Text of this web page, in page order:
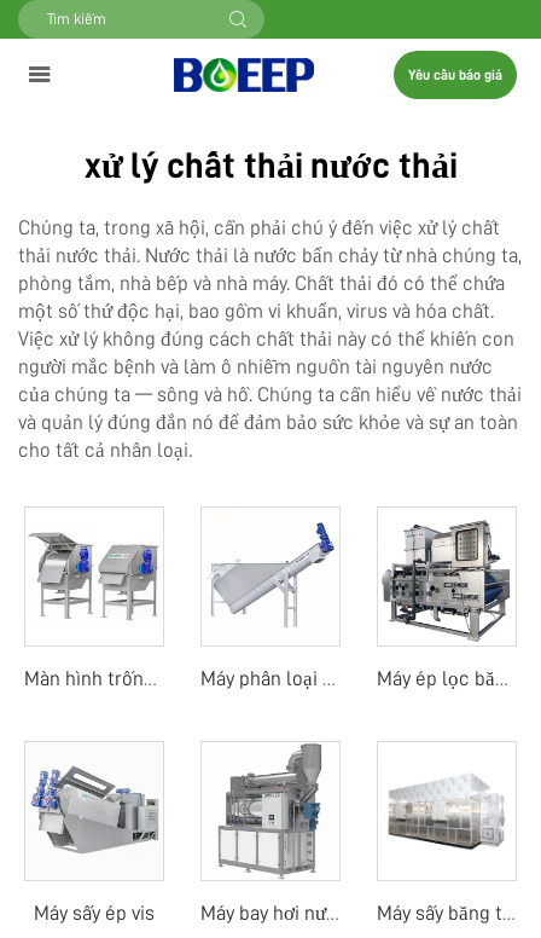
Yêu cầu báo giá
xử lý chất thải nước thải
Chúng ta, trong xã hội, cần phải chú ý đến việc xử lý chất
thải nước thải. Nước thải là nước bẩn chảy từ nhà chúng ta,
phòng tắm, nhà bếp và nhà máy. Chất thải đó có thể chứa
một số thứ độc hại, bao gồm vi khuẩn, virus và hóa chất.
Việc xử lý không đúng cách chất thải này có thể khiến con
người mắc bệnh và làm ô nhiễm nguồn tài nguyên nước
của chúng ta — sông và hồ. Chúng ta cần hiểu về nước thải
và quản lý đúng đắn nó để đảm bảo sức khỏe và sự an toàn
cho tất cả nhân loại.
Màn hình trống quay ngoài Máy phân loại cát Máy ép lọc băng tải trống quay
Máy sấy ép vis Máy bay hơi nước thải Máy sấy băng tải nhiệt độ thấp bằng bơm nhiệt